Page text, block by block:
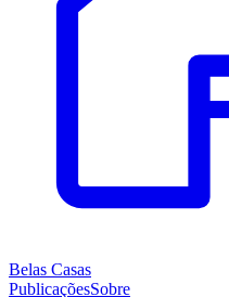
Belas Casas
PublicaçõesSobre